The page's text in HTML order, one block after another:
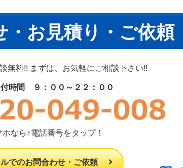
・お見積り・ご依頼
無料!! まずは、お気軽にご相談下さい!!
時間 ９：００～２２：００
ホなら↑電話番号をタップ！
でのお問合わせ・ご依頼